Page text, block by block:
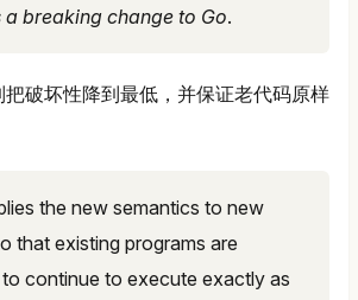
a breaking change to Go.
破坏性降到最低，并保证老代码原样
the new semantics to new
that existing programs are
continue to execute exactly as